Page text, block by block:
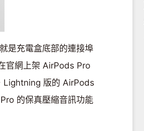
是充電盒底部的連接埠
官網上架 AirPods Pro
Lightning 版的 AirPods
的保真壓縮音訊功能